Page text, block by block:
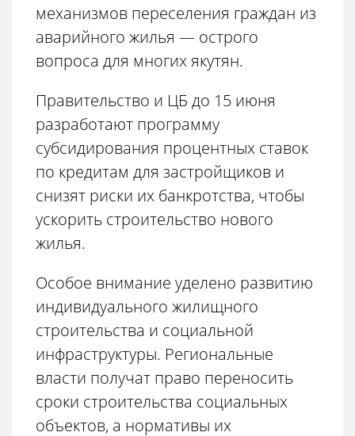
механизмов переселения граждан из
аварийного жилья — острого
вопроса для многих якутян.
Правительство и ЦБ до 15 июня
разработают программу
субсидирования процентных ставок
по кредитам для застройщиков и
снизят риски их банкротства, чтобы
ускорить строительство нового
жилья.
Особое внимание уделено развитию
индивидуального жилищного
строительства и социальной
инфраструктуры. Региональные
власти получат право переносить
сроки строительства социальных
объектов, а нормативы их